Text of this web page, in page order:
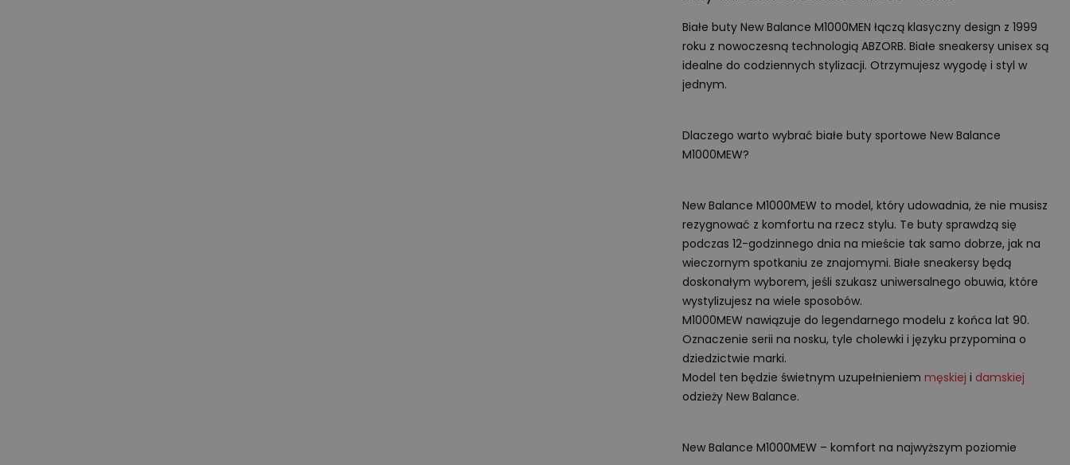
Białe buty New Balance M1000MEN łączą klasyczny design z 1999
roku z nowoczesną technologią ABZORB. Białe sneakersy unisex są
idealne do codziennych stylizacji. Otrzymujesz wygodę i styl w
jednym.
Dlaczego warto wybrać białe buty sportowe New Balance
M1000MEW?
New Balance M1000MEW to model, który udowadnia, że nie musisz
rezygnować z komfortu na rzecz stylu. Te buty sprawdzą się
podczas 12-godzinnego dnia na mieście tak samo dobrze, jak na
wieczornym spotkaniu ze znajomymi. Białe sneakersy będą
doskonałym wyborem, jeśli szukasz uniwersalnego obuwia, które
wystylizujesz na wiele sposobów.
M1000MEW nawiązuje do legendarnego modelu z końca lat 90.
Oznaczenie serii na nosku, tyle cholewki i języku przypomina o
dziedzictwie marki.
Model ten będzie świetnym uzupełnieniem męskiej i damskiej
odzieży New Balance.
New Balance M1000MEW – komfort na najwyższym poziomie